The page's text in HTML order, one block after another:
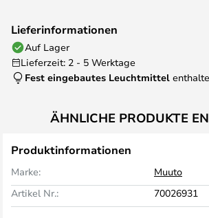
Lieferinformationen
Auf Lager
Lieferzeit: 2 - 5 Werktage
Fest eingebautes Leuchtmittel
ÄHNLICHE PRODUKTE
Produktinformationen
Marke:
Muuto
Artikel Nr.:
70026931